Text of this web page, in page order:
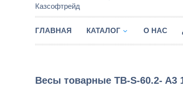
Казсофтрейд
ГЛАВНАЯ КАТАЛОГ О НАС
Весы товарные TB-S-60.2- A3